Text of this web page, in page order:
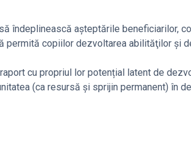
îndeplinească aşteptările beneficiarilor,
permită copiilor dezvoltarea abilităţilor şi
cu propriul lor potențial latent de
(ca resursă şi sprijin permanent) în